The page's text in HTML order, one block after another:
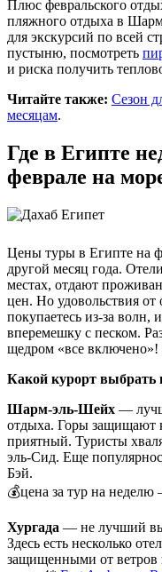
Плюс февральского
пляжного отдыха в
для экскурсий по всей
пустыню, посмотреть
и риска получить
Читайте также: Сезон
месяцам.
Где в Египте
феврале на
Цены туры в Египте на
другой месяц года.
местах, отдают
цен. Но удовольствия
покупаетесь из-за волн,
вперемешку с песком.
щедром «все включено»!
Какой курорт выбрать
Шарм-эль-Шейх —
отдыха. Горы защищают
приятный. Туристы
эль-Сид. Еще
Бэй.
💰цена за тур на
Хургада — не лучший
Здесь есть несколько
защищенными от ветров